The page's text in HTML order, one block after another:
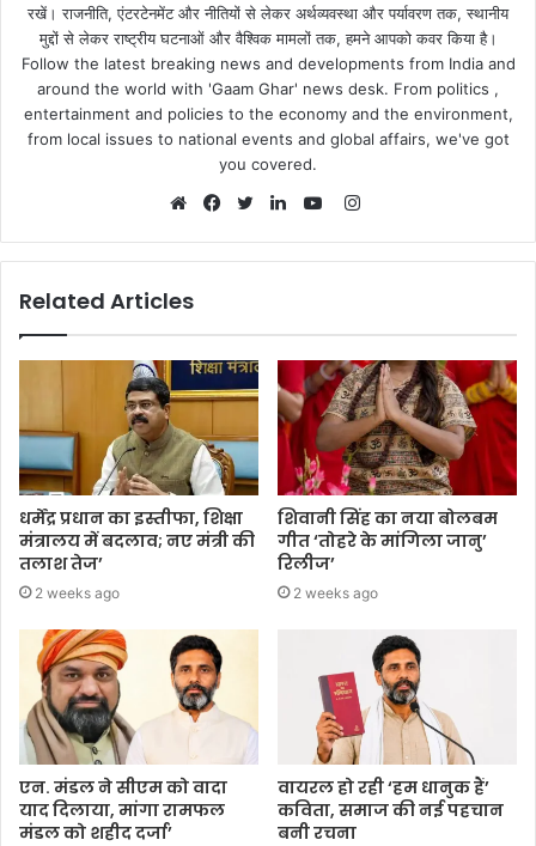
रखें। राजनीति, एंटरटेनमेंट और नीतियों से लेकर अर्थव्यवस्था और पर्यावरण तक, स्थानीय
मुद्दों से लेकर राष्ट्रीय घटनाओं और वैश्विक मामलों तक, हमने आपको कवर किया है।
Follow the latest breaking news and developments from India and
around the world with 'Gaam Ghar' news desk. From politics ,
entertainment and policies to the economy and the environment,
from local issues to national events and global affairs, we've got
you covered.
Instagram
Related Articles
धर्मेंद्र प्रधान का इस्तीफा, शिक्षा
मंत्रालय में बदलाव; नए मंत्री की
तलाश तेज’
2 weeks ago
शिवानी सिंह का नया बोलबम
गीत ‘तोहरे के मांगिला जानु’
रिलीज’
2 weeks ago
एन. मंडल ने सीएम को वादा
याद दिलाया, मांगा रामफल
मंडल को शहीद दर्जा’
वायरल हो रही ‘हम धानुक हैं’
कविता, समाज की नई पहचान
बनी रचना